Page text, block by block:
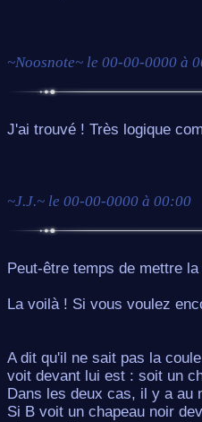
~Noosnote~ le 00-00-0000 à
J'ai trouvé ! Très logique
~J.J.~ le 00-00-0000 à 00:00
Peut-être temps de mettre
La voilà ! Si vous voulez
A dit qu'il ne sait pas la
voit devant lui est : soit un
Dans les deux cas, il y a au
Si B voit un chapeau noir